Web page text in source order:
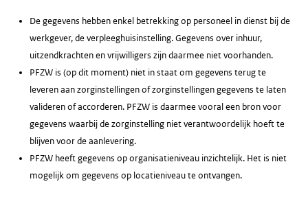
De gegevens hebben enkel betrekking op personeel in dienst bij de
werkgever, de verpleeghuisinstelling. Gegevens over inhuur,
uitzendkrachten en vrijwilligers zijn daarmee niet voorhanden.
PFZW is (op dit moment) niet in staat om gegevens terug te
leveren aan zorginstellingen of zorginstellingen gegevens te laten
valideren of accorderen. PFZW is daarmee vooral een bron voor
gegevens waarbij de zorginstelling niet verantwoordelijk hoeft te
blijven voor de aanlevering.
PFZW heeft gegevens op organisatieniveau inzichtelijk. Het is niet
mogelijk om gegevens op locatieniveau te ontvangen.